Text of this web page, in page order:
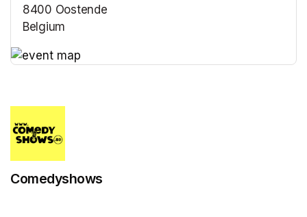
8400 Oostende
Belgium
Comedyshows